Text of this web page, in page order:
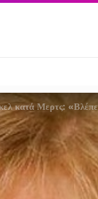
Μερτς: «Βλέπει»